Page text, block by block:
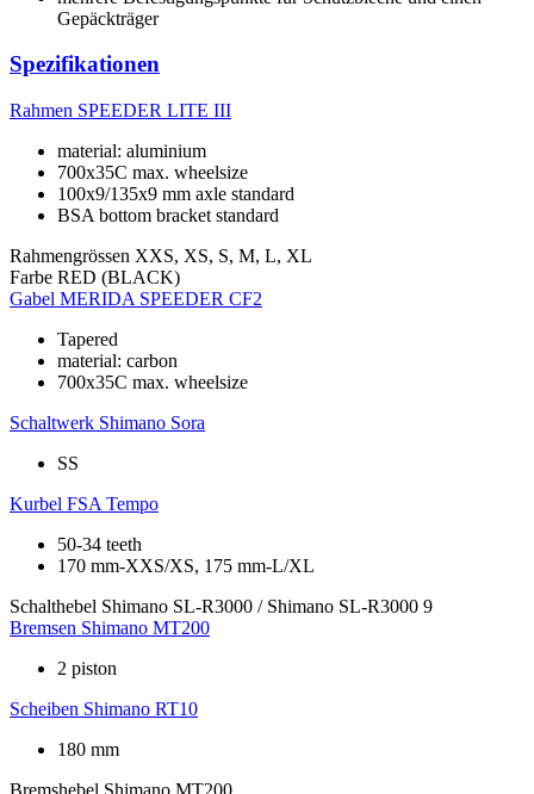
Gepäckträger
Spezifikationen
Rahmen SPEEDER LITE III
material: aluminium
700x35C max. wheelsize
100x9/135x9 mm axle standard
BSA bottom bracket standard
Rahmengrössen XXS, XS, S, M, L, XL
Farbe RED (BLACK)
Gabel MERIDA SPEEDER CF2
Tapered
material: carbon
700x35C max. wheelsize
Schaltwerk Shimano Sora
SS
Kurbel FSA Tempo
50-34 teeth
170 mm-XXS/XS, 175 mm-L/XL
Schalthebel Shimano SL-R3000 / Shimano SL-R3000 9
Bremsen Shimano MT200
2 piston
Scheiben Shimano RT10
180 mm